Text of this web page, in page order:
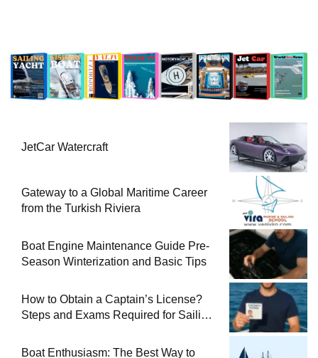
JetCar Watercraft
Gateway to a Global Maritime Career
from the Turkish Riviera
Boat Engine Maintenance Guide Pre-
Season Winterization and Basic Tips
How to Obtain a Captain’s License?
Steps and Exams Required for Sailing
Boat Enthusiasm: The Best Way to